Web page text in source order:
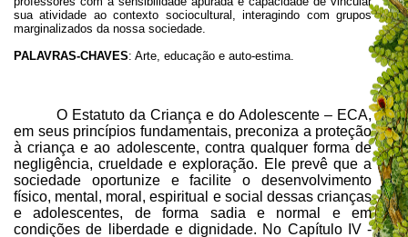
sua atividade ao contexto sociocultural, interagindo com grupos
marginalizados da nossa sociedade.
PALAVRAS-CHAVES: Arte, educação e auto-estima.
O Estatuto da Criança e do Adolescente – ECA,
em seus princípios fundamentais, preconiza a proteção
à criança e ao adolescente, contra qualquer forma de
negligência, crueldade e exploração. Ele prevê que a
sociedade oportunize e facilite o desenvolvimento
físico, mental, moral, espiritual e social dessas crianças
e adolescentes, de forma sadia e normal e em
condições de liberdade e dignidade. No Capítulo IV -